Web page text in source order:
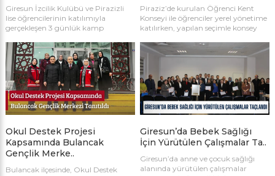
Giresun İzcilik Kulübü ve Pirazizli
lise öğrencilerinin katılımıyla
gerçekleşen 3 günlük kamp
oryantiringe kadar dopdolu
aktivitelerle gençlere unutulmaz bir
deneyim yaşattı.
Piraziz’de kurulan Öğrenci Kent
Konseyi ile öğrenciler yerel yönetime
katılırken, yapılan seçimle konsey
Okul Destek Projesi
Kapsamında Bulancak
Gençlik Merke..
Bulancak ilçesinde, Okul Destek
Giresun’da Bebek Sağlığı
İçin Yürütülen Çalışmalar Ta..
Giresun’da anne ve çocuk sağlığı
alanında yürütülen çalışmalar